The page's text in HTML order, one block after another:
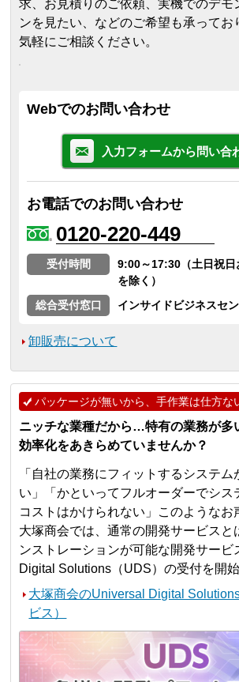
求、お見積りのご依頼、実機でのデモ
ンを見たい、などのご希望も承ってお
気軽にご相談ください。
Webでのお問い合わせ
入力フォームから問い合
お電話でのお問い合わせ
0120-220-449
受付時間
9:00～17:30（土日祝日
を除く）
総合受付窓口
インサイドビジネスセ
卸販売について
パッケージが無いから、手作業は仕方な
ニッチな業種だから…特有の業務が
効率化をあきらめていませんか？
「自社の業務にフィットするシステム
い」「かといってフルオーダーでシス
コストはかけられない」このようなお
大塚商会では、通常の開発サービスと
ンストレーションが可能な開発サービ
Digital Solutions（UDS）の受付を開始
大塚商会のUniversal Digital
ビス）